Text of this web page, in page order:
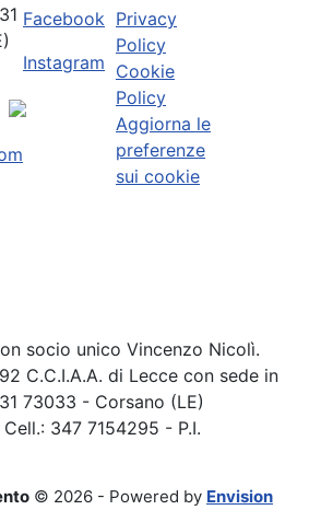
Facebook
Instagram
Privacy
Policy
Cookie
Policy
Aggiorna le
preferenze
sui cookie
socio unico Vincenzo Nicolì.
C.C.I.A.A. di Lecce con sede in
73033 - Corsano (LE)
347 7154295 - P.I.
© 2026 - Powered by Envision